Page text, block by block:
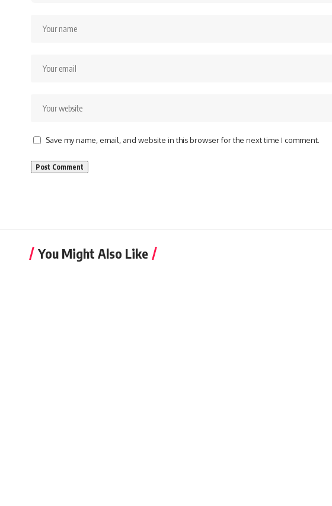
Save my name, email, and website in this browser for the next time I comment.
You Might Also Like